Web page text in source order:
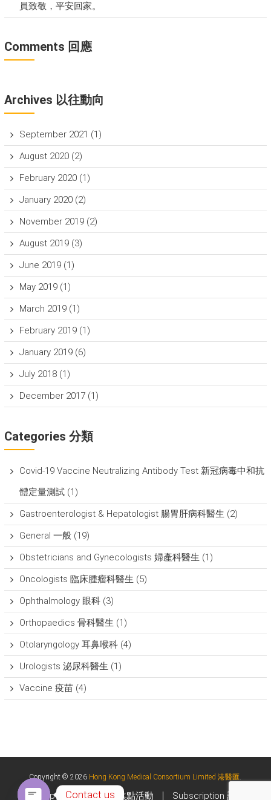
員致敬，平安回家。
Comments 回應
Archives 以往動向
September 2021 (1)
August 2020(2)
February 2020(1)
January 2020(2)
November 2019(2)
August 2019(3)
June 2019(1)
May 2019(1)
March 2019(1)
February 2019(1)
January 2019(6)
July 2018(1)
December 2017(1)
Categories 分類
Covid-19 Vaccine Neutralizing Antibody Test 新冠病毒中和抗
體定量測試(1)
Gastroenterologist & Hepatologist 腸胃肝病科醫生 (2)
General 一般(19)
Obstetricians and Gynecologists 婦產科醫生 (1)
Oncologists 臨床腫瘤科醫生 (5)
Ophthalmology 眼科(3)
Orthopaedics 骨科醫生 (1)
Otolaryngology 耳鼻喉科(4)
Urologists 泌尿科醫生 (1)
Vaccine 疫苗(4)
Copyright © 2026 Hong Kong Medical Consortium Limited 港醫匯.
Upcoming Events 焦點活動 Subscription 訂閱
Contact us